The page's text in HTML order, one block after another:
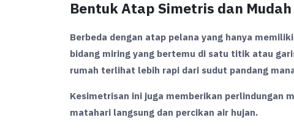
Bentuk Atap Simetris dan
Berbeda dengan atap pelana yang hanya
bidang miring yang bertemu di satu titik atau
rumah terlihat lebih rapi dari sudut pandang
Kesimetrisan ini juga memberikan perlindungan
matahari langsung dan percikan air hujan.